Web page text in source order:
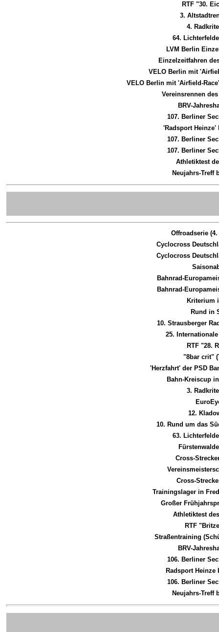
RTF "30.
3.
4.
64.
LVM Berlin
Einzelzeitfahren
VELO Berlin mit
VELO Berlin mit 'Airfield-
Vereinsrennen
BRV-
107. Berliner
'Radsport Heinze'
107. Berliner
107. Berliner
Athletiktest
Neujahrs-Treff
Offroadserie
Cyclocross
Cyclocross
Bahnrad-
Bahnrad-
Kriterium
Rund in
10. Strausberger
25.
RTF "28.
"8bar crit"
'Herzfahrt' der PSD
Bahn-Kreiscup
3.
12.
10. Rund um das
63.
Cross-
Cross-
Trainingslager in
Großer
Athletiktest
RTF
Straßentraining
BRV-
106. Berliner
Radsport Heinze
106. Berliner
Neujahrs-Treff